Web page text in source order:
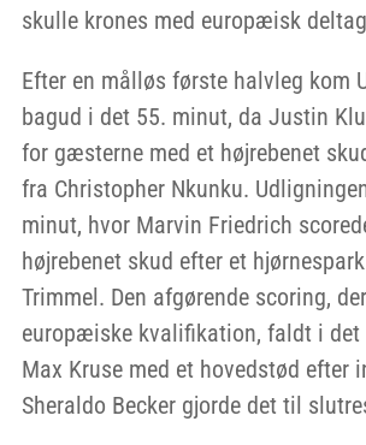
skulle krones med europæisk
Efter en målløs første halvleg kom
bagud i det 55. minut, da Justin
for gæsterne med et højrebenet
fra Christopher Nkunku.
minut, hvor Marvin Friedrich
højrebenet skud efter et
Trimmel. Den afgørende scoring,
europæiske kvalifikation, faldt i det
Max Kruse med et hovedstød efter
Sheraldo Becker gjorde det til